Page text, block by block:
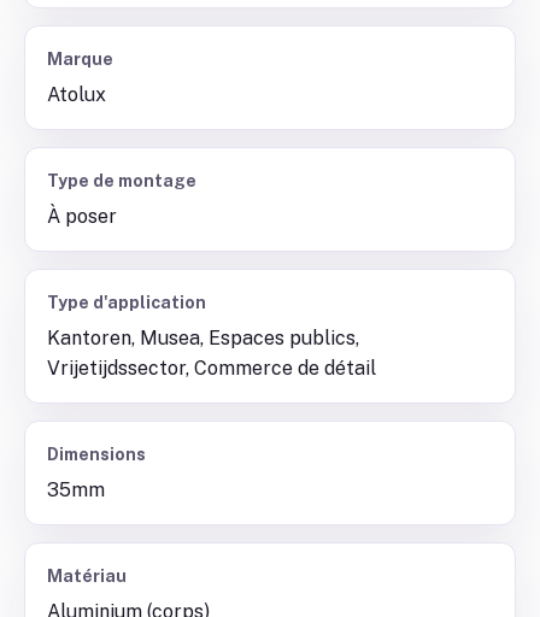
Marque
Atolux
Type de montage
À poser
Type d'application
Kantoren, Musea, Espaces publics,
Vrijetijdssector, Commerce de détail
Dimensions
35mm
Matériau
Aluminium (corps)